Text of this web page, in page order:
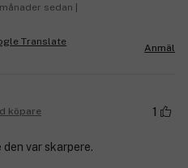
sedan |
Anmäl
köpare 1
var skarpere.